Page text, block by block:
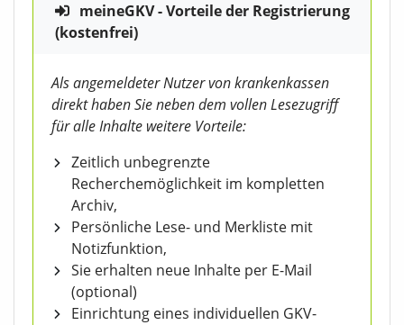
meineGKV - Vorteile der Registrierung
(kostenfrei)
Als angemeldeter Nutzer von krankenkassen
direkt haben Sie neben dem vollen Lesezugriff
für alle Inhalte weitere Vorteile:
Zeitlich unbegrenzte
Recherchemöglichkeit im kompletten
Archiv,
Persönliche Lese- und Merkliste mit
Notizfunktion,
Sie erhalten neue Inhalte per E-Mail
(optional)
Einrichtung eines individuellen GKV-